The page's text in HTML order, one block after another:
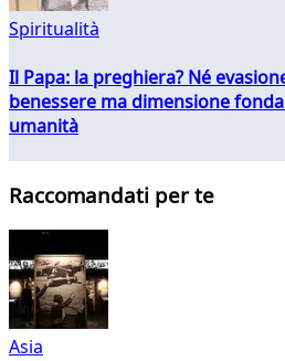
Spiritualità
Il Papa: la preghiera? Né
benessere ma dimensione
umanità
Raccomandati per te
Asia